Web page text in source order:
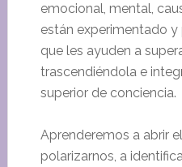
emocional, mental,
están experimentado
que les ayuden a
trascendiéndola e
superior de conciencia.
Aprenderemos a abrir
polarizarnos, a